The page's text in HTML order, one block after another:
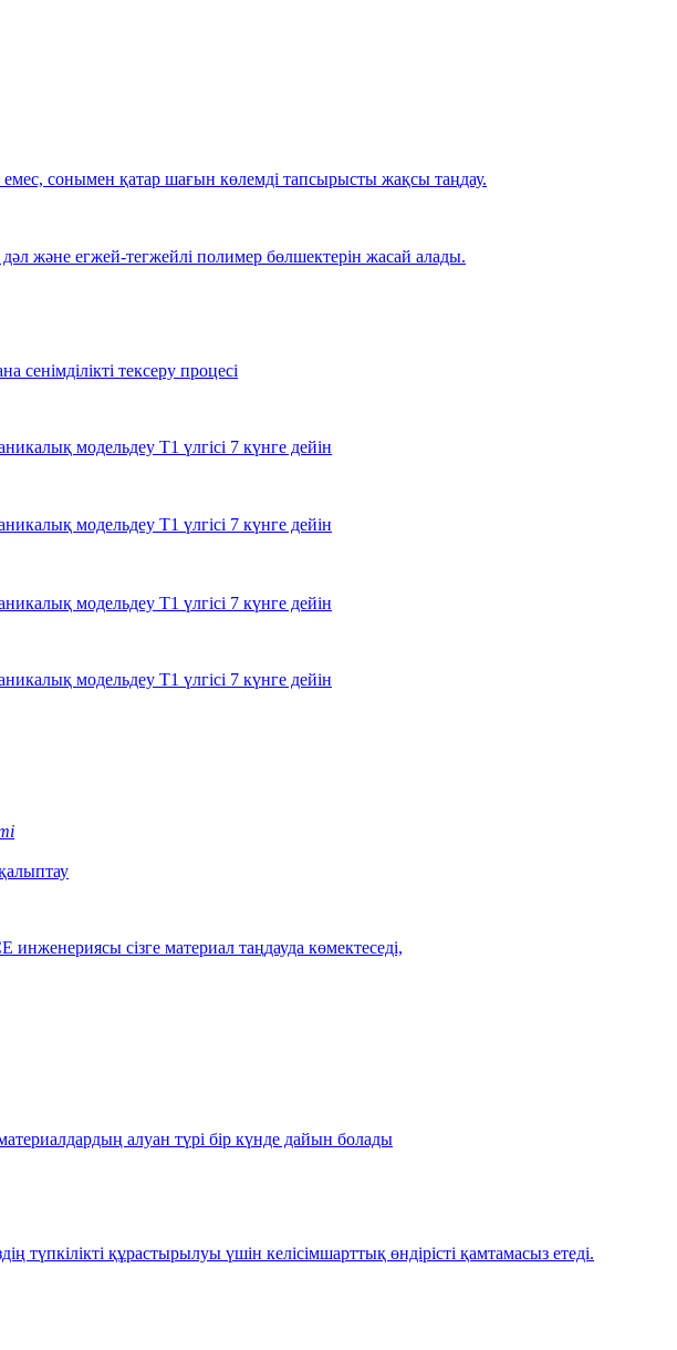
сонымен қатар шағын көлемді тапсырысты жақсы таңдау.
және егжей-тегжейлі полимер бөлшектерін жасай алады.
тексеру процесі
модельдеу T1 үлгісі 7 күнге дейін
модельдеу T1 үлгісі 7 күнге дейін
модельдеу T1 үлгісі 7 күнге дейін
модельдеу T1 үлгісі 7 күнге дейін
сізге материал таңдауда көмектеседі,
алуан түрі бір күнде дайын болады
құрастырылуы үшін келісімшарттық өндірісті қамтамасыз етеді.